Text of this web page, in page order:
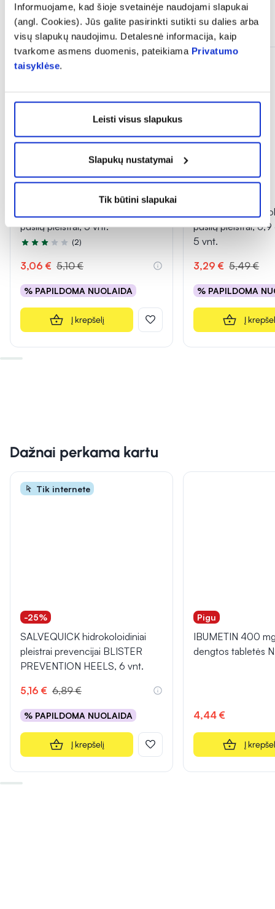
Informuojame, kad šioje svetainėje naudojami slapukai
(angl. Cookies). Jūs galite pasirinkti sutikti su dalies arba
visų slapukų naudojimu. Detalesnė informacija, kaip
tvarkome asmens duomenis, pateikiama Privatumo
taisyklėse.
Leisti visus slapukus
Slapukų nustatymai
Tik būtini slapukai
Panašios prekės
pūslių pleistrai, 5 vnt.
Įvertinimas 3.0 iš 5
(2)
3,06 € 5,10 €
% PAPILDOMA NUOLAIDA
Į krepšelį
INGENCARE
pūslių pleistrai,
5 vnt.
3,29 € 5,49 €
% PAPILDOMA
Į
Dažnai perkama kartu
Tik internete
-25%
SALVEQUICK hidrokoloidiniai
pleistrai prevencijai BLISTER
PREVENTION HEELS, 6 vnt.
5,16 € 6,89 €
% PAPILDOMA NUOLAIDA
Į krepšelį
Pigu
IBUMETIN 400
dengtos tabletės
4,44 €
Į